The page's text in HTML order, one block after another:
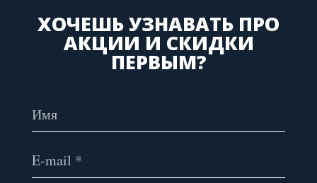
ХОЧЕШЬ УЗНАВАТЬ ПРО
АКЦИИ И СКИДКИ
ПЕРВЫМ?